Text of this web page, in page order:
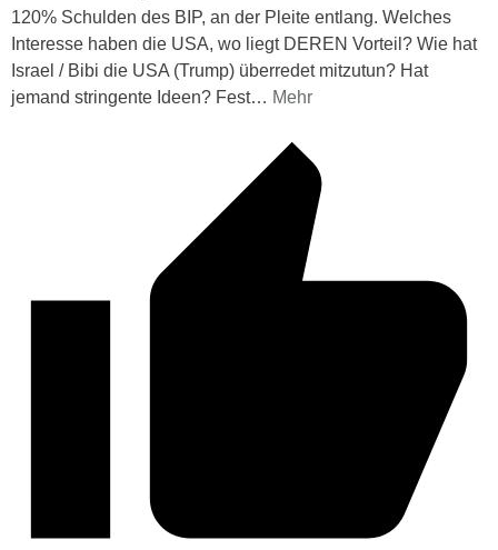
120% Schulden des BIP, an der Pleite entlang. Welches
Interesse haben die USA, wo liegt DEREN Vorteil? Wie hat
Israel / Bibi die USA (Trump) überredet mitzutun? Hat
jemand stringente Ideen? Fest… Mehr